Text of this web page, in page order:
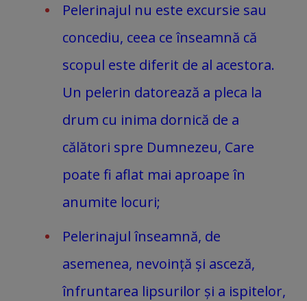
Pelerinajul nu este excursie sau
concediu, ceea ce înseamnă că
scopul este diferit de al acestora.
Un pelerin datorează a pleca la
drum cu inima dornică de a
călători spre Dumnezeu, Care
poate fi aflat mai aproape în
anumite locuri;
Pelerinajul înseamnă, de
asemenea, nevoință și asceză,
înfruntarea lipsurilor și a ispitelor,